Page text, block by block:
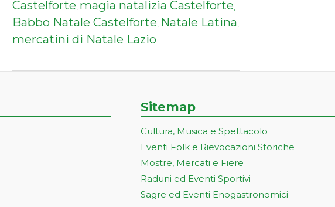
Castelforte, magia natalizia Castelforte,
Babbo Natale Castelforte, Natale Latina,
mercatini di Natale Lazio
Sitemap
Cultura, Musica e Spettacolo
Eventi Folk e Rievocazioni Storiche
Mostre, Mercati e Fiere
Raduni ed Eventi Sportivi
Sagre ed Eventi Enogastronomici